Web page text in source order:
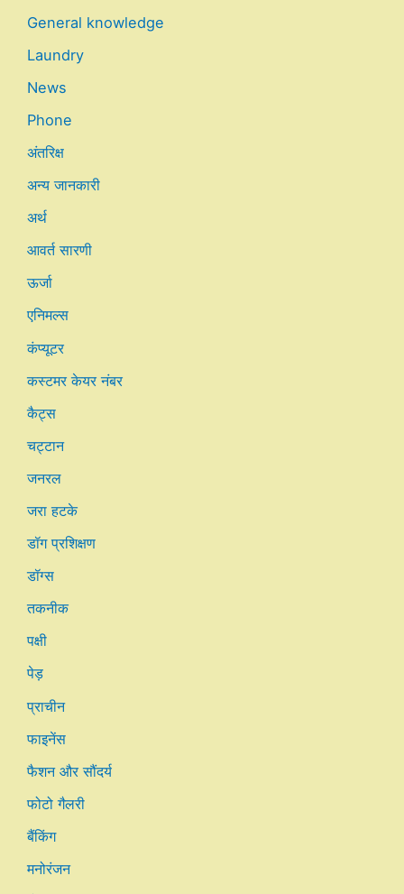
General knowledge
Laundry
News
Phone
अंतरिक्ष
अन्य जानकारी
अर्थ
आवर्त सारणी
ऊर्जा
एनिमल्स
कंप्यूटर
कस्टमर केयर नंबर
कैट्स
चट्टान
जनरल
जरा हटके
डॉग प्रशिक्षण
डॉग्स
तकनीक
पक्षी
पेड़
प्राचीन
फाइनेंस
फैशन और सौंदर्य
फोटो गैलरी
बैंकिंग
मनोरंजन